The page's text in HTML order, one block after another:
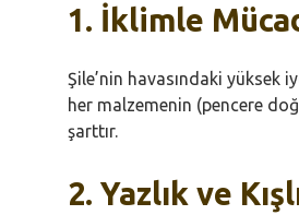
1. İklimle
Şile’nin havasındaki yüksek
her malzemenin (pencere
şarttır.
2. Yazlık ve